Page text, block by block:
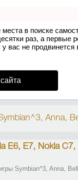
в поиске
раз, а первые
вас не
Anna,
E6, E7, Nokia
Symbian^3, Anna,